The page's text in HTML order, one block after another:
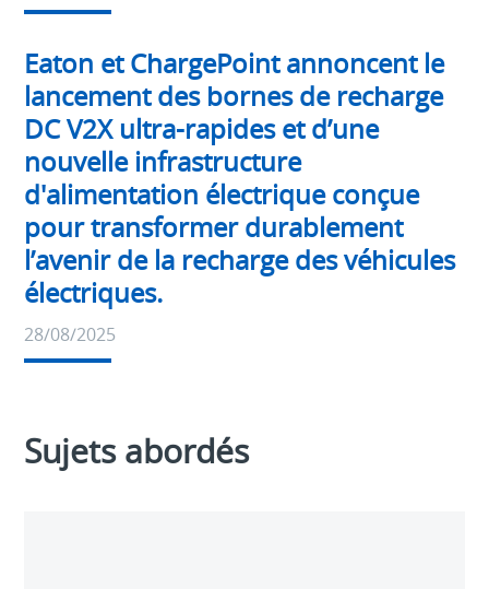
Dernières
actualités
Eaton et ChargePoint annoncent le
lancement des bornes de recharge
DC V2X ultra-rapides et d’une
nouvelle infrastructure
d'alimentation électrique conçue
pour transformer durablement
l’avenir de la recharge des véhicules
électriques.
28/08/2025
Sujets abordés